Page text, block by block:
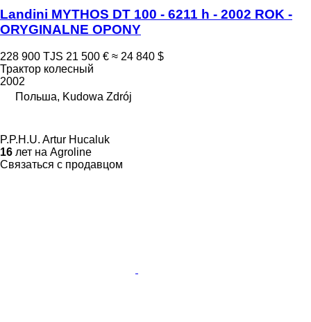
Landini MYTHOS DT 100 - 6211 h - 2002 ROK -
ORYGINALNE OPONY
228 900 TJS 21 500 € ≈ 24 840 $
Трактор колесный
2002
Польша, Kudowa Zdrój
P.P.H.U. Artur Hucaluk
16 лет на Agroline
Связаться с продавцом